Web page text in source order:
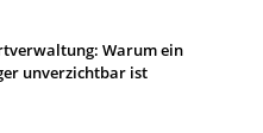
Warum ein
unverzichtbar ist